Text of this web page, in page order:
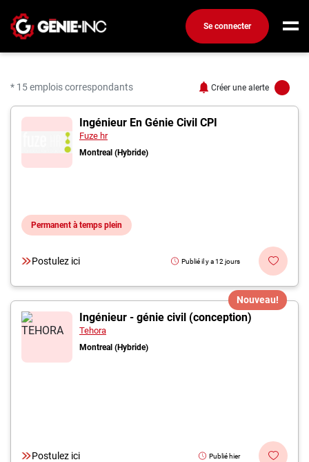
Se connecter
Créez un compte
Emplois
Recherchez un emploi
Compagnies
Ma boîte à outils
Conseils carrière
Inscrivez-vous à l'infolettre
Employeurs
* 15 emplois correspondants Créer une alerte
15 offres pour
Ingénieur En Génie Civil CPI
Fuze hr
Montreal (Hybride)
Permanent à temps plein
Postulez ici Publié il y a 12 jours
Nouveau!
Ingénieur - génie civil (conception)
Tehora
Montreal (Hybride)
Postulez ici Publié hier